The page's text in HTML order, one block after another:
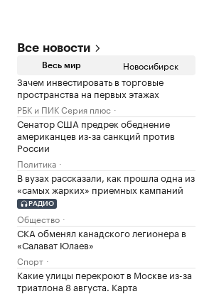
Все новости
Весь мир Новосибирск
Зачем инвестировать в торговые
пространства на первых этажах
РБК и ПИК Серия плюс
Сенатор США предрек обеднение
американцев из-за санкций против
России
Политика
В вузах рассказали, как прошла одна из
«самых жарких» приемных кампаний
РАДИО
Общество
СКА обменял канадского легионера в
«Салават Юлаев»
Спорт
Какие улицы перекроют в Москве из-за
триатлона 8 августа. Карта